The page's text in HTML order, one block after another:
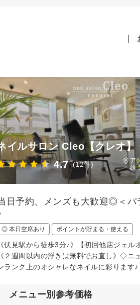
イルサロン Cleo【クレオ】
4.7 (12件)
ア
線
日予約、メンズも大歓迎◎＜
◎ 本日空席あり ポイントが貯まる・使える
《伏見駅から徒歩3分♪》【初回他店ジェ
《２週間以内の浮きは無料でお直し》◇
ランク上のオシャレなネイルに彩ります♪
メニュー別参考価格